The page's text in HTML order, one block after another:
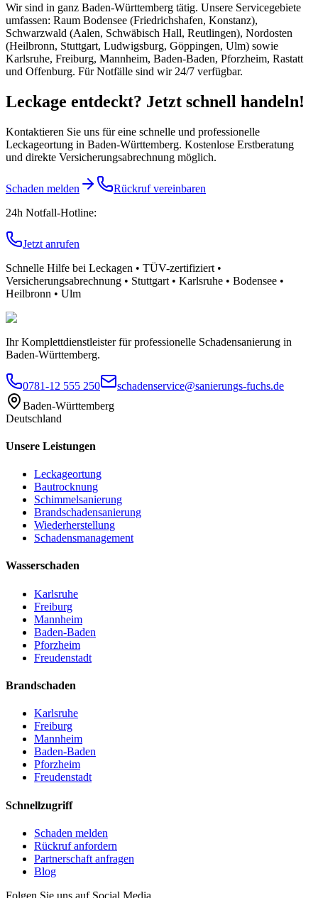
Wir sind in ganz Baden-Württemberg tätig. Unsere Servicegebiete
umfassen: Raum Bodensee (Friedrichshafen, Konstanz),
Schwarzwald (Aalen, Schwäbisch Hall, Reutlingen), Nordosten
(Heilbronn, Stuttgart, Ludwigsburg, Göppingen, Ulm) sowie
Karlsruhe, Freiburg, Mannheim, Baden-Baden, Pforzheim, Rastatt
und Offenburg. Für Notfälle sind wir 24/7 verfügbar.
Leckage entdeckt? Jetzt schnell handeln!
Kontaktieren Sie uns für eine schnelle und professionelle
Leckageortung in Baden-Württemberg. Kostenlose Erstberatung
und direkte Versicherungsabrechnung möglich.
Schaden melden
Rückruf vereinbaren
24h Notfall-Hotline:
Jetzt anrufen
Schnelle Hilfe bei Leckagen • TÜV-zertifiziert •
Versicherungsabrechnung • Stuttgart • Karlsruhe • Bodensee •
Heilbronn • Ulm
Ihr Komplettdienstleister für professionelle Schadensanierung in
Baden-Württemberg.
0781-12 555 250
schadenservice@sanierungs-fuchs.de
Baden-Württemberg
Deutschland
Unsere Leistungen
Leckageortung
Bautrocknung
Schimmelsanierung
Brandschadensanierung
Wiederherstellung
Schadensmanagement
Wasserschaden
Karlsruhe
Freiburg
Mannheim
Baden-Baden
Pforzheim
Freudenstadt
Brandschaden
Karlsruhe
Freiburg
Mannheim
Baden-Baden
Pforzheim
Freudenstadt
Schnellzugriff
Schaden melden
Rückruf anfordern
Partnerschaft anfragen
Blog
Folgen Sie uns auf Social Media